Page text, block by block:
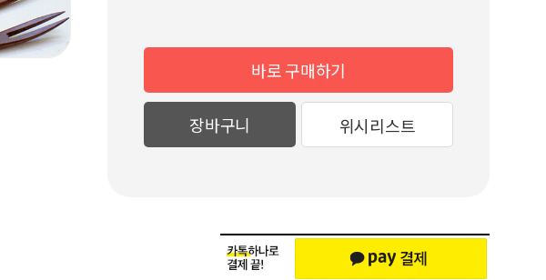
바로 구매하기
장바구니 위시리스트